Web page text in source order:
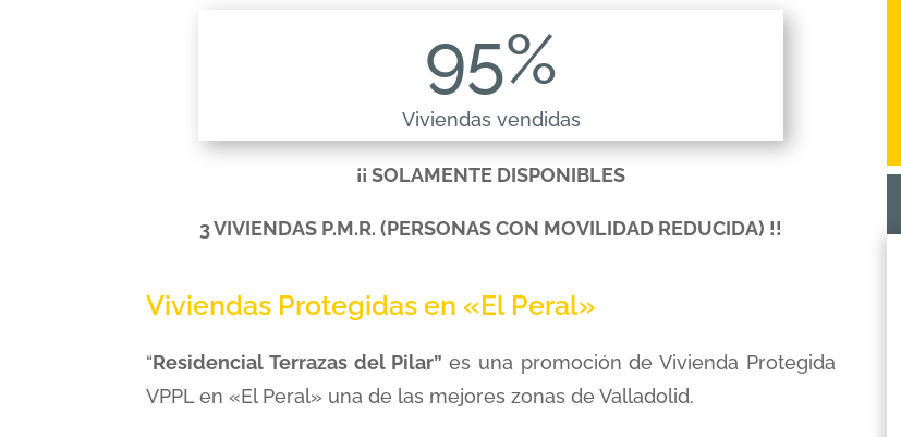
95%
Viviendas vendidas
¡¡ SOLAMENTE DISPONIBLES
3 VIVIENDAS P.M.R. (PERSONAS CON MOVILIDAD REDUCIDA) !!
Viviendas Protegidas en «El Peral»
“Residencial Terrazas del Pilar”es una promoción de Vivienda Protegida
VPPL en «El Peral» una de las mejores zonas de Valladolid.